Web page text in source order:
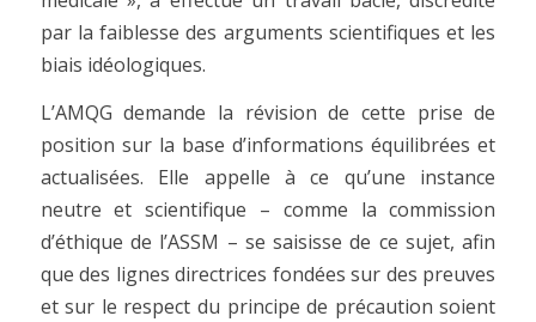
par la faiblesse des arguments scientifiques et les
biais idéologiques.
L’AMQG demande la révision de cette prise de
position sur la base d’informations équilibrées et
actualisées. Elle appelle à ce qu’une instance
neutre et scientifique – comme la commission
d’éthique de l’ASSM – se saisisse de ce sujet, afin
que des lignes directrices fondées sur des preuves
et sur le respect du principe de précaution soient